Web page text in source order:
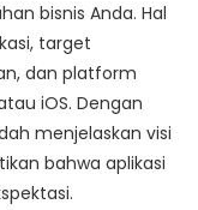
bisnis Anda. Hal
target
dan platform
iOS. Dengan
menjelaskan visi
bahwa aplikasi